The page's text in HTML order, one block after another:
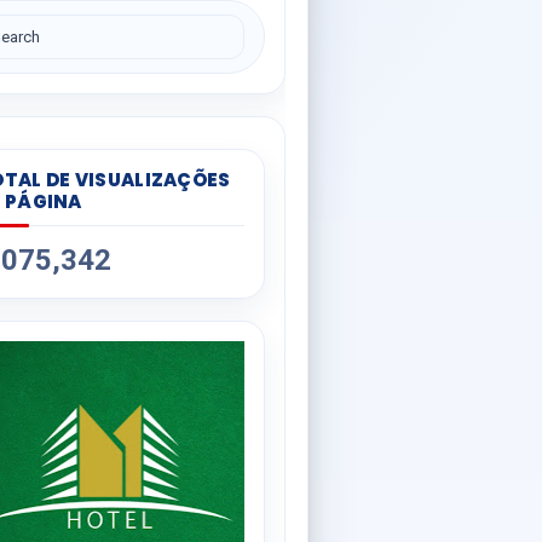
DE VISUALIZAÇÕES
PÁGINA